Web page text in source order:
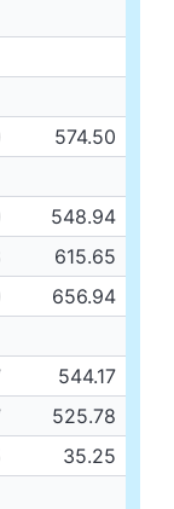
574.50
548.94
615.65
656.94
544.17
525.78
35.25